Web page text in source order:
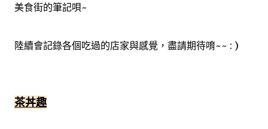
and why we collect personal information, how we use
privacy seriously and take measures to provide all
computer. Cookies are used to provide our system with
美食街的筆記唄~
陸續會記錄各個吃過的店家與感覺，盡請期待唷~~ : )
茶丼趣